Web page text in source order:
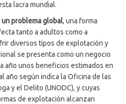
lacra mundial.
un problema global, una forma
tanto a adultos como a
diversos tipos de explotación y
se presenta como un negocio
año unos beneficios estimados en
año según indica la Oficina de las
y el Delito (UNODC), y cuyas
de explotación alcanzan